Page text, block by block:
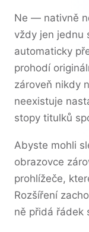
Ne — nativně
vždy jen jednu
automaticky
prohodí
zároveň nikdy
neexistuje
stopy titulků
Abyste mohli
obrazovce
prohlížeče,
Rozšíření
ně přidá řádek